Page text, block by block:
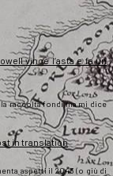
vince l’asta e fa un
raccolta fondi ma mi dice
in translation
aspetti il 2043 (o giù di